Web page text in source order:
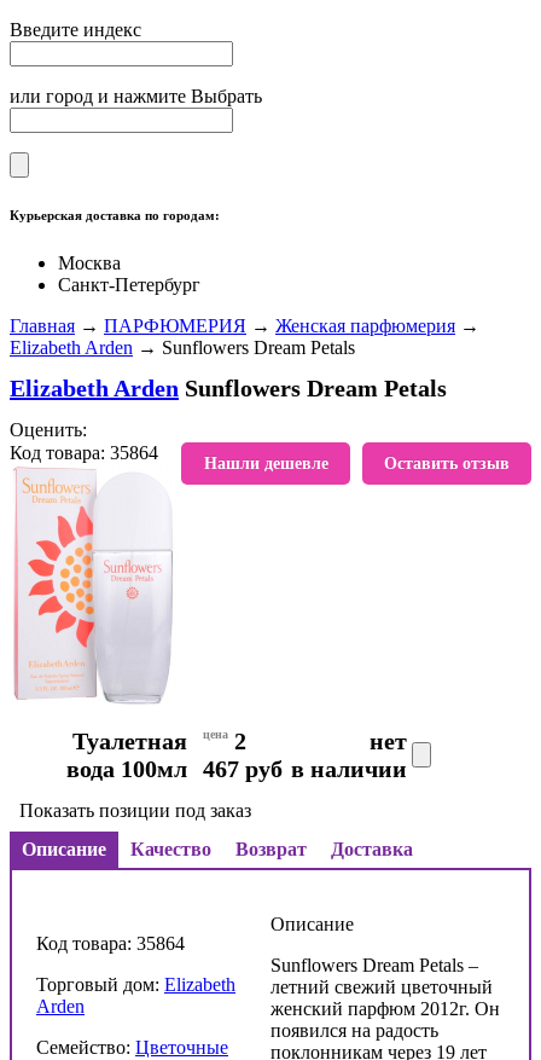
Введите индекс
или город и нажмите Выбрать
Курьерская доставка по городам:
Москва
Санкт-Петербург
Главная → ПАРФЮМЕРИЯ → Женская парфюмерия →
Elizabeth Arden → Sunflowers Dream Petals
Elizabeth Arden Sunflowers Dream Petals
Оставить отзыв
Нашли дешевле
Оценить:
Код товара: 35864
В избранное
Туалетная
вода 100мл
цена 2
467 руб
нет
в наличии
Показать позиции под заказ
Описание
Качество Возврат Доставка
Код товара: 35864
Торговый дом: Elizabeth
Arden
Семейство: Цветочные
Описание
Sunflowers Dream Petals –
летний свежий цветочный
женский парфюм 2012г. Он
появился на радость
поклонникам через 19 лет